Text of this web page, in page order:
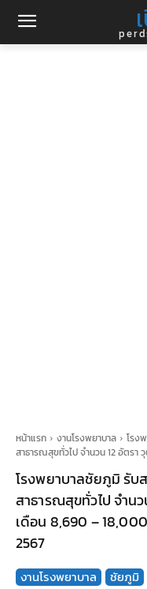
หน้าแรก งานโรงพยาบาล
โรง
สาธารณสุขทั่วไป จำนวน 12 อัตรา
โรงพยาบาลชัยภูมิ รับ
สาธารณสุขทั่วไป จำน
เดือน 8,690 –
2567
งานโรงพยาบาล ชัยภูมิ